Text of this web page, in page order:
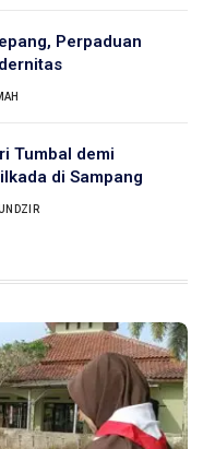
Perpaduan
Tumbal demi
di Sampang